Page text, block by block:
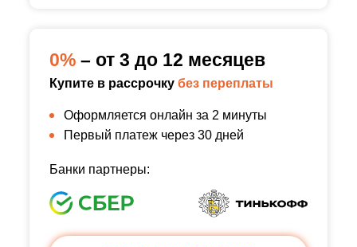
0% – от 3 до 12 месяцев
Купите в рассрочку без переплаты
Оформляется онлайн за 2 минуты
Первый платеж через 30 дней
Банки партнеры: